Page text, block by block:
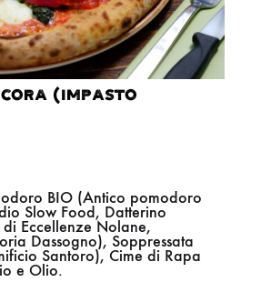
(IMPASTO
BIO (Antico pomodoro
Slow Food, Datterino
Eccellenze Nolane,
Dassogno), Soppressata
Santoro), Cime di Rapa
e Olio.